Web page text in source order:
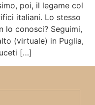
poi, il legame col
italiani. Lo stesso
lo conosci? Seguimi,
(virtuale) in Puglia,
[…]